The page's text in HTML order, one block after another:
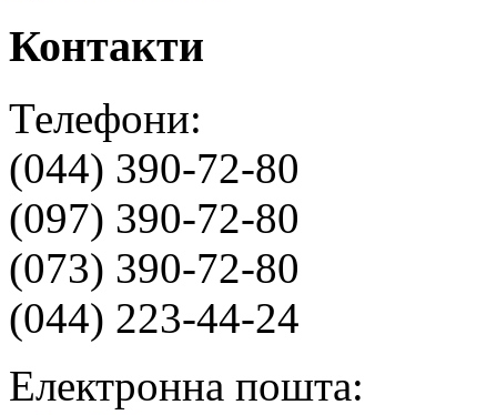
Контакти
Телефони:
(044) 390-72-80
(097) 390-72-80
(073) 390-72-80
(044) 223-44-24
Електронна пошта: